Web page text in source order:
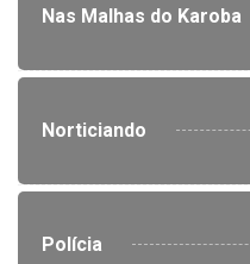
Nas Malhas do Karoba
Norticiando
Polícia